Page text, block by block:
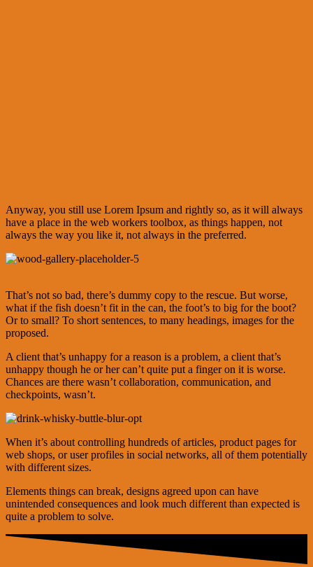
Anyway, you still use Lorem Ipsum and rightly so, as it will always
have a place in the web workers toolbox, as things happen, not
always the way you like it, not always in the preferred.
That’s not so bad, there’s dummy copy to the rescue. But worse,
what if the fish doesn’t fit in the can, the foot’s to big for the boot?
Or to small? To short sentences, to many headings, images for the
proposed.
A client that’s unhappy for a reason is a problem, a client that’s
unhappy though he or her can’t quite put a finger on it is worse.
Chances are there wasn’t collaboration, communication, and
checkpoints, wasn’t.
When it’s about controlling hundreds of articles, product pages for
web shops, or user profiles in social networks, all of them potentially
with different sizes.
Elements things can break, designs agreed upon can have
unintended consequences and look much different than expected is
quite a problem to solve.